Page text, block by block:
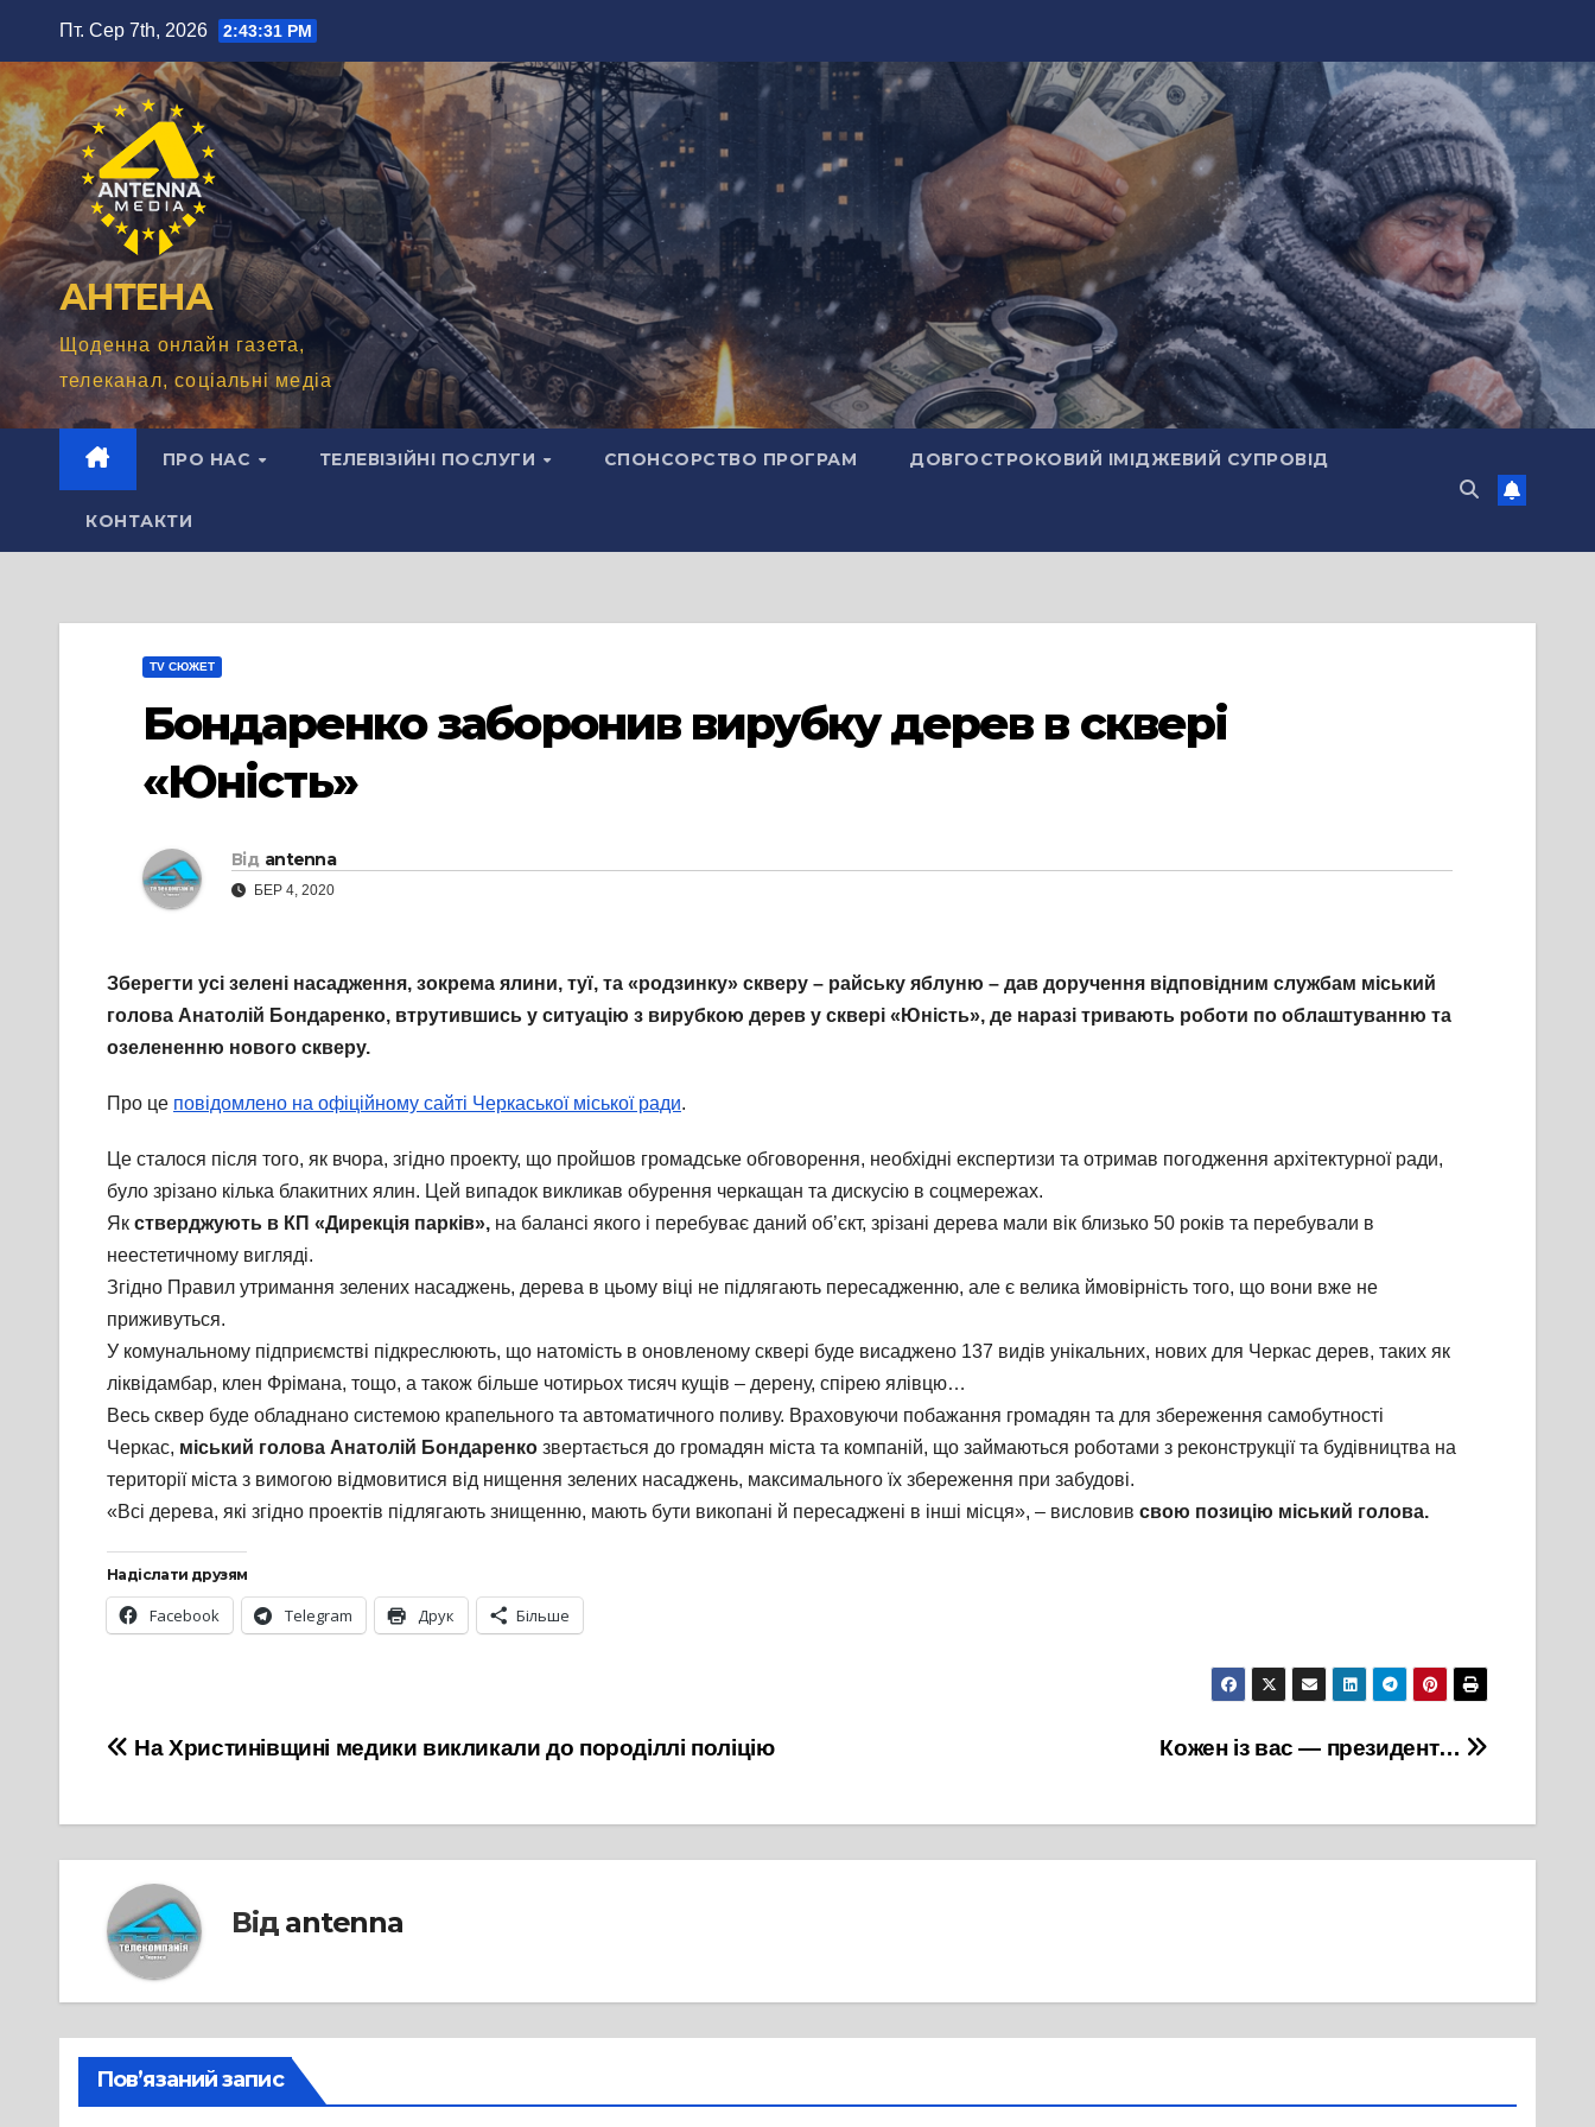
вмісту
Пт. Сер 7th, 2026 2:43:32 PM
АНТЕНА
Щоденна онлайн газета,
телеканал, соціальні медіа
ПРО НАС ТЕЛЕВІЗІЙНІ ПОСЛУГИ СПОНСОРСТВО ПРОГРАМ ДОВГОСТРОКОВИЙ ІМІДЖЕВИЙ СУПРОВІД
КОНТАКТИ
TV СЮЖЕТ
Бондаренко заборонив вирубку дерев в сквері
«Юність»
Від antenna
БЕР 4, 2020
Зберегти усі зелені насадження, зокрема ялини, туї, та «родзинку» скверу – райську яблуню – дав доручення відповідним службам міський
голова Анатолій Бондаренко, втрутившись у ситуацію з вирубкою дерев у сквері «Юність», де наразі тривають роботи по облаштуванню та
озелененню нового скверу.
Про це повідомлено на офіційному сайті Черкаської міської ради.
Це сталося після того, як вчора, згідно проекту, що пройшов громадське обговорення, необхідні експертизи та отримав погодження архітектурної ради,
було зрізано кілька блакитних ялин. Цей випадок викликав обурення черкащан та дискусію в соцмережах.
Як стверджують в КП «Дирекція парків», на балансі якого і перебуває даний об’єкт, зрізані дерева мали вік близько 50 років та перебували в
неестетичному вигляді.
Згідно Правил утримання зелених насаджень, дерева в цьому віці не підлягають пересадженню, але є велика ймовірність того, що вони вже не
приживуться.
У комунальному підприємстві підкреслюють, що натомість в оновленому сквері буде висаджено 137 видів унікальних, нових для Черкас дерев, таких як
ліквідамбар, клен Фрімана, тощо, а також більше чотирьох тисяч кущів – дерену, спірею ялівцю…
Весь сквер буде обладнано системою крапельного та автоматичного поливу. Враховуючи побажання громадян та для збереження самобутності
Черкас, міський голова Анатолій Бондаренко звертається до громадян міста та компаній, що займаються роботами з реконструкції та будівництва на
території міста з вимогою відмовитися від нищення зелених насаджень, максимального їх збереження при забудові.
«Всі дерева, які згідно проектів підлягають знищенню, мають бути викопані й пересаджені в інші місця», – висловив свою позицію міський голова.
Надіслати друзям
Facebook Telegram Друк Більше
Навігація
Кожен із вас — президент…
На Христинівщині медики викликали до породіллі поліцію
Від antenna
Пов’язаний запис